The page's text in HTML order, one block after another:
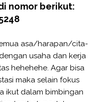
nomor berikut:
asa/harapan/cita-
usaha dan kerja
hehehehe. Agar bisa
maka selain fokus
ikut dalam bimbingan